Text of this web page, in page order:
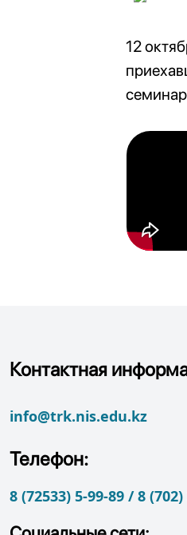
12
Контактная
info@trk.nis.edu.kz
Телефон:
8 (72533) 5-99-89 / 8